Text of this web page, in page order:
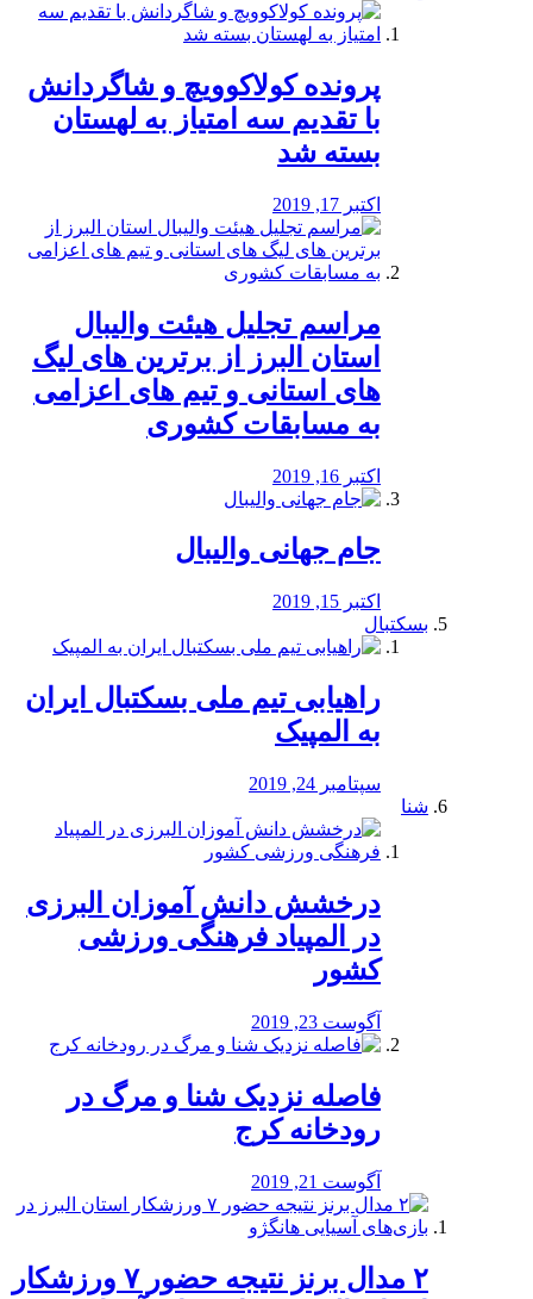
پرونده کولاکوویچ و شاگردانش
با تقدیم سه امتیاز به لهستان
بسته شد
اکتبر 17, 2019
مراسم تجلیل هیئت والیبال
استان البرز از برترین های لیگ
های استانی و تیم های اعزامی
به مسابقات کشوری
اکتبر 16, 2019
جام جهانی والیبال
اکتبر 15, 2019
بسکتبال
راهیابی تیم ملی بسکتبال ایران
به المپیک
سپتامبر 24, 2019
شنا
درخشش دانش آموزان البرزی
در المپیاد فرهنگی ورزشی
کشور
آگوست 23, 2019
️فاصله نزدیک شنا و مرگ در
رودخانه کرج
آگوست 21, 2019
۲ مدال برنز نتیجه حضور ۷ ورزشکار